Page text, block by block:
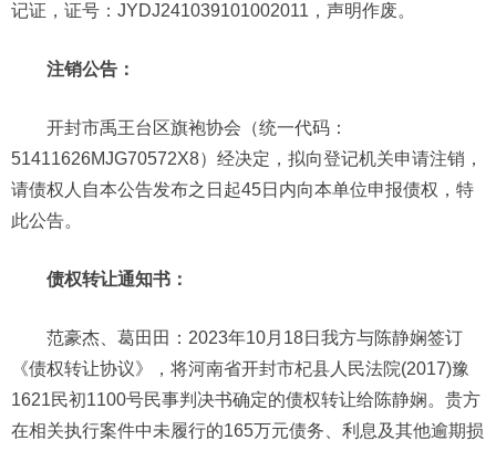
记证，证号：JYDJ241039101002011，声明作废。
注销公告：
开封市禹王台区旗袍协会（统一代码：
51411626MJG70572X8）经决定，拟向登记机关申请注销，
请债权人自本公告发布之日起45日内向本单位申报债权，特
此公告。
债权转让通知书：
范豪杰、葛田田：2023年10月18日我方与陈静娴签订
《债权转让协议》，将河南省开封市杞县人民法院(2017)豫
1621民初1100号民事判决书确定的债权转让给陈静娴。贵方
在相关执行案件中未履行的165万元债务、利息及其他逾期损